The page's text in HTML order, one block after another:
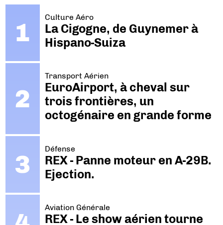
Culture Aéro
La Cigogne, de Guynemer à
Hispano-Suiza
Transport Aérien
EuroAirport, à cheval sur
trois frontières, un
octogénaire en grande forme
Défense
REX - Panne moteur en A-29B.
Ejection.
Aviation Générale
REX - Le show aérien tourne